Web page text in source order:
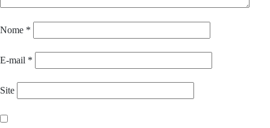
Nome *
E-mail *
Site